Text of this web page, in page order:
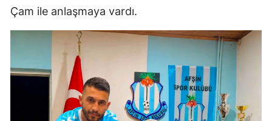
Çam ile anlaşmaya vardı.